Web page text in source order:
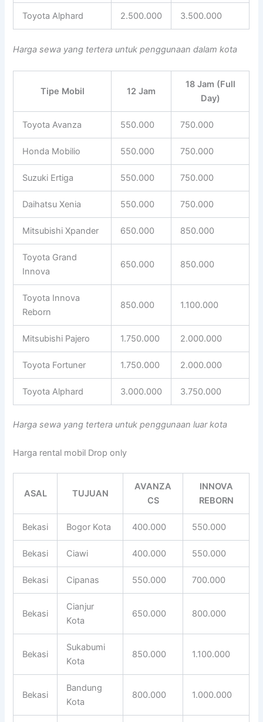
Toyota Alphard 2.500.000 3.500.000
Harga sewa yang tertera untuk penggunaan dalam kota
Tipe Mobil 12 Jam
18 Jam (Full
Day)
Toyota Avanza 550.000 750.000
Honda Mobilio 550.000 750.000
Suzuki Ertiga 550.000 750.000
Daihatsu Xenia 550.000 750.000
Mitsubishi Xpander 650.000 850.000
Toyota Grand
Innova
650.000 850.000
Toyota Innova
Reborn
850.000 1.100.000
Mitsubishi Pajero 1.750.000 2.000.000
Toyota Fortuner 1.750.000 2.000.000
Toyota Alphard 3.000.000 3.750.000
Harga sewa yang tertera untuk penggunaan luar kota
Harga rental mobil Drop only
ASAL TUJUAN
AVANZA
CS
INNOVA
REBORN
Bekasi Bogor Kota 400.000 550.000
Bekasi Ciawi 400.000 550.000
Bekasi Cipanas 550.000 700.000
Bekasi
Cianjur
Kota
650.000 800.000
Bekasi
Sukabumi
Kota
850.000 1.100.000
Bekasi
Bandung
Kota
800.000 1.000.000